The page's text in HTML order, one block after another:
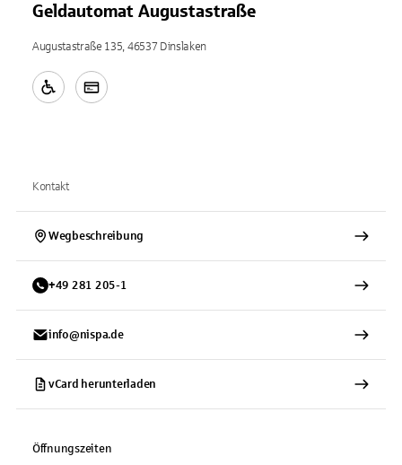
Geldautomat Augustastraße
Augustastraße 135, 46537 Dinslaken
Kontakt
Wegbeschreibung
+49 281 205-1
info@nispa.de
vCard herunterladen
Öffnungszeiten